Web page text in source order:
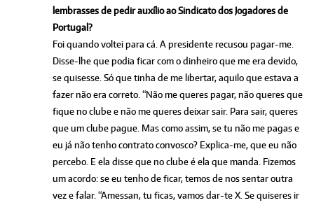
lembrasses de pedir auxílio ao Sindicato dos Jogadores de
Portugal?
Foi quando voltei para cá. A presidente recusou pagar-me.
Disse-lhe que podia ficar com o dinheiro que me era devido,
se quisesse. Só que tinha de me libertar, aquilo que estava a
fazer não era correto. “Não me queres pagar, não queres que
fique no clube e não me queres deixar sair. Para sair, queres
que um clube pague. Mas como assim, se tu não me pagas e
eu já não tenho contrato convosco? Explica-me, que eu não
percebo. E ela disse que no clube é ela que manda. Fizemos
um acordo: se eu tenho de ficar, temos de nos sentar outra
vez e falar. “Amessan, tu ficas, vamos dar-te X. Se quiseres ir